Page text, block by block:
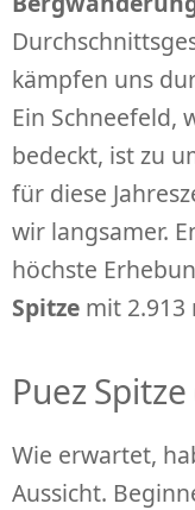
kämpfen uns
Ein Schneefeld,
bedeckt, ist zu
für diese
wir langsamer.
höchste
Spitze mit 2.913
Puez
Wie erwartet,
Aussicht.